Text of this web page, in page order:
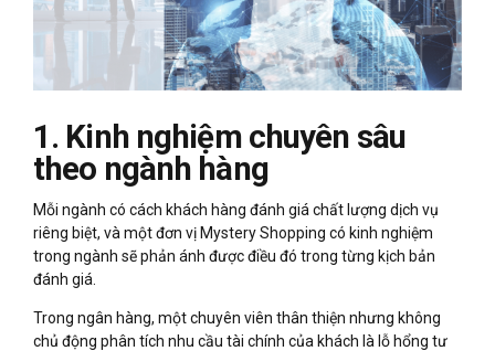
1. Kinh nghiệm chuyên sâu
theo ngành hàng
Mỗi ngành có cách khách hàng đánh giá chất lượng dịch vụ
riêng biệt, và một đơn vị Mystery Shopping có kinh nghiệm
trong ngành sẽ phản ánh được điều đó trong từng kịch bản
đánh giá.
Trong ngân hàng, một chuyên viên thân thiện nhưng không
chủ động phân tích nhu cầu tài chính của khách là lỗ hổng tư